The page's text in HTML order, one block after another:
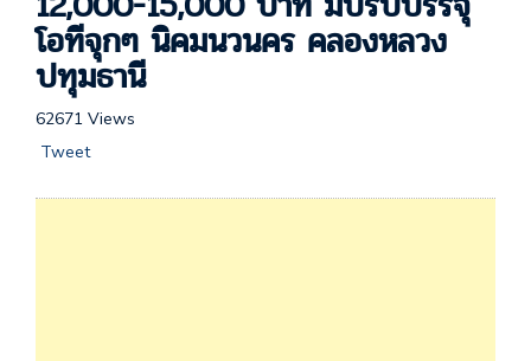
โอทีจุกๆ นิคมนวนคร คลองหลวง
ปทุมธานี
62671 Views
Tweet